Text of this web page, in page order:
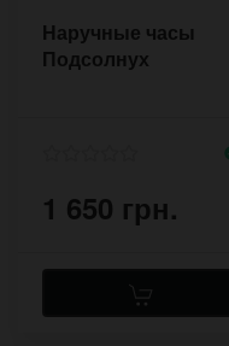
Наручные часы
Подсолнух
1 650 грн.